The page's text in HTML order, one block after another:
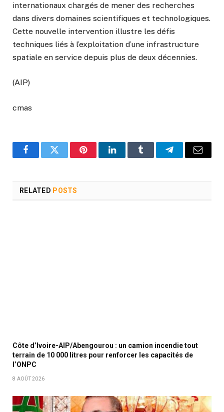
internationaux chargés de mener des recherches
dans divers domaines scientifiques et technologiques.
Cette nouvelle intervention illustre les défis
techniques liés à l’exploitation d’une infrastructure
spatiale en service depuis plus de deux décennies.
(AIP)
cmas
FacebookTwitter PinterestLinkedInTumblr TelegramEmail
RELATED POSTS
Côte d’Ivoire-AIP/Abengourou : un camion incendie tout
terrain de 10 000 litres pour renforcer les capacités de
l’ONPC
8 AOÛT 2026